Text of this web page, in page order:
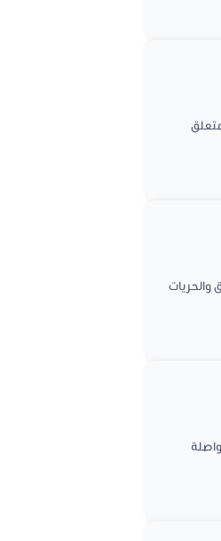
والمسنين جلسة عمل يوم الإثنين الموافق ل24 ماي 2021 لمناقشة فصول مشروع القانون عدد 118/202 المتعلق
ولجنة الحقوثق والحريات